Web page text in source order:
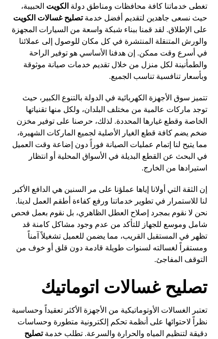
تغطى خدماتنا كافة محافظات ومناطق دولة الكويت الحبيبة،
حيث نسعى جاهدين لتقديم أفضل خدمةتصليح غسالات الكويت
على الإطلاق. لقد قمنا ببناء شبكة واسعة من السيارات المجهزة
والورش المتنقلة المنتشرة في كل مكان للوصول إلى عملائنا
في أسرع وقت ممكن. إن هدفنا الأساسي هو توفير الراحة
والطمأنينة لكل منزل من خلال تقديم خدمات صيانة موثوقة
وبأسعار تنافسية تناسب الجميع.
تتميز سوق الأجهزة الكهربائية في الدولة بالتنوع الكبير، حيث
توجد ماركات عالمية من مختلف البلدان، ولكل منها تقنياتها
الخاصة وقطع غيارها المحددة. لذلك، حرصنا على توفير مخزن
ضخم يضم كافة قطع الغيار الأصلية لجميع الماركات الشهيرة،
مما يتيح لنا إتمام عمليات الصيانة فوراً دون إضاعة وقت العميل
في البحث عن القطع البديلة في الأسواق المحلية أو انتظار
استيرادها من الخارج.
إن الثقة التي أولانا إياها عملؤنا على مر السنين هي الدافع الأكبر
لنا للاستمرار في تطوير خدماتنا ورفع كفاءة أطقم العمل لدينا.
نحن لا نقوم بمجرد إصلاح العطل الظاهري، بل نقوم بعمل فحص
شامل وموسع للجهاز للتأكد من عدم وجود مشاكل كامنة قد
تظهر في المستقبل القريب، مما يضمن للعميل تشغيلاً آمناً
ومستقراً لغسالته لسنوات طويلة قادمة دون قلق أو خوف من
التوقف المفاجئ.
تصليح غسالات اتوماتيك
تعتبر الغسالات الأوتوماتيكية من الأجهزة الأكثر تعقيداً وحساسية
نظراً لاحتوائها على أنظمة تحكم إلكترونية متطورة وحساسات
دقيقة لتنظيم المياه والحرارة والسرعة. تطلب خدمةتصليح